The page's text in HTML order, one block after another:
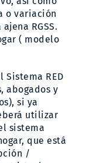
o variación
RGSS.
( modelo
Sistema RED
abogados y
si ya
utilizar
sistema
que está
/